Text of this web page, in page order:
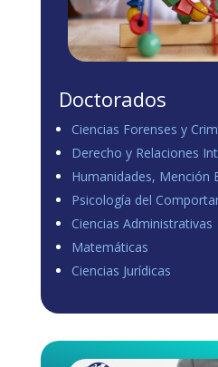
Load
Doctorados
Ciencias Forenses y
Derecho y Relaciones
Humanidades, Mención
Psicología del
Ciencias Administrativas
Matemáticas
Ciencias Jurídicas